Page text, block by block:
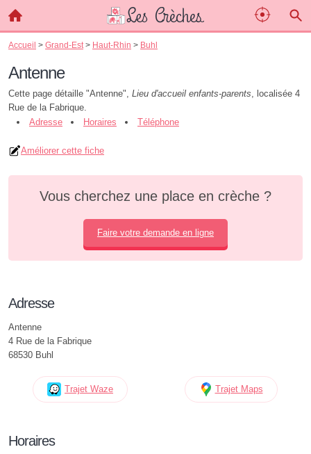
Accueil > Grand-Est > Haut-Rhin > Buhl
Antenne
Cette page détaille "Antenne", Lieu d'accueil enfants-parents, localisée 4
Rue de la Fabrique.
Adresse
Horaires Téléphone
Améliorer cette fiche
Vous cherchez une place en crèche ?
Faire votre demande en ligne
Adresse
Antenne
4 Rue de la Fabrique
68530 Buhl
Trajet Waze Trajet Maps
Horaires